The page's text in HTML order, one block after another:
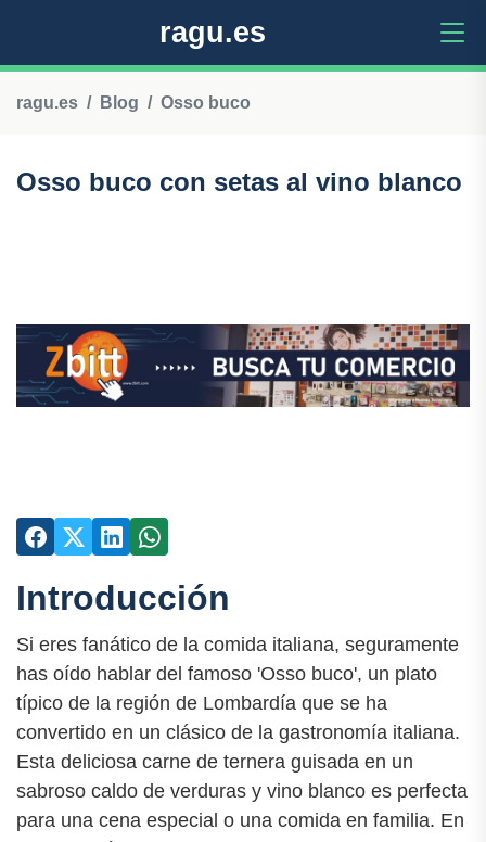
ragu.es
ragu.es Blog Osso buco
Osso buco con setas al vino blanco
Introducción
Si eres fanático de la comida italiana, seguramente
has oído hablar del famoso 'Osso buco', un plato
típico de la región de Lombardía que se ha
convertido en un clásico de la gastronomía italiana.
Esta deliciosa carne de ternera guisada en un
sabroso caldo de verduras y vino blanco es perfecta
para una cena especial o una comida en familia. En